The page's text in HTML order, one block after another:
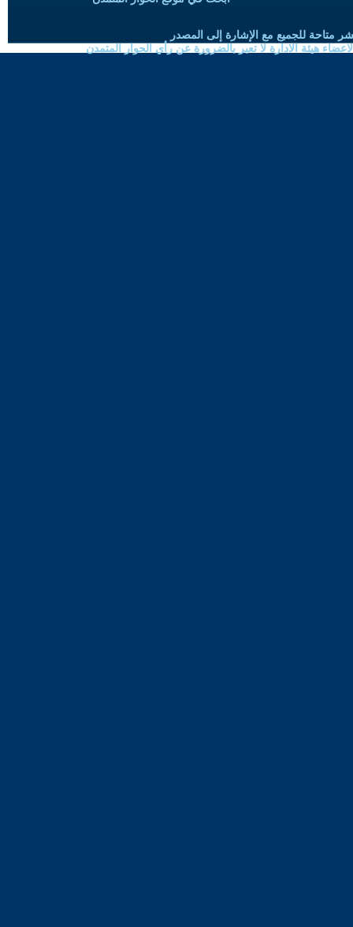
متاحة للجميع مع الإشارة إلى المصدر
هيئة الادارة لا تعبر بالضرورة عن رأي الحوار المتمدن